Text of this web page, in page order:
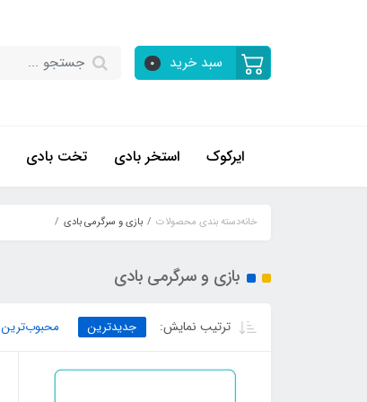
سبد خرید 0
ایرکوک استخر بادی تخت بادی
خانهدسته بندی محصولات بازی و سرگرمی بادی
بازی و سرگرمی بادی
ترتیب نمایش: جدیدترین محبوب‌ترین